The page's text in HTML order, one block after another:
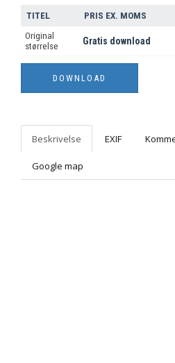
TITEL PRIS EX. MOMS
Original
størrelse
Gratis download
Beskrivelse EXIF
Google map